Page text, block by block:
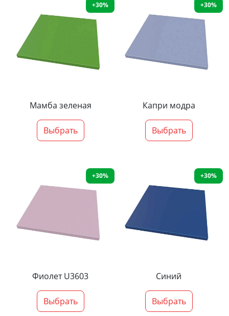
+30%
Мамба зеленая
Выбрать
+30%
Капри модра
Выбрать
+30%
Фиолет U3603
Выбрать
+30%
Синий
Выбрать